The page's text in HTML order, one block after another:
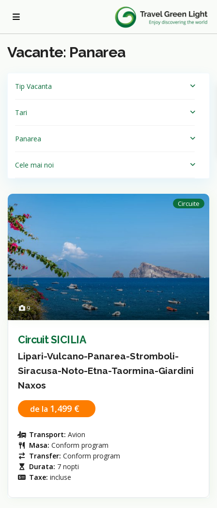
Acasa
Vacante: Panarea
Tip Vacanta
Tari
Panarea
Cele mai noi
9
Circuite
Circuit SICILIA
Lipari-Vulcano-Panarea-Stromboli-
Siracusa-Noto-Etna-Taormina-Giardini
Naxos
de la 1,499 €
Transport: Avion
Masa: Conform program
Transfer: Conform program
Durata: 7 nopti
Taxe: incluse